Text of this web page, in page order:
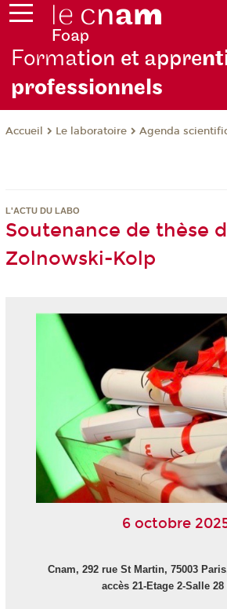
Formation et appre
professionnels
Accueil Le laboratoire Agenda
L'ACTU DU LABO
Soutenance de thèse
Zolnowski-Kolp
6 octobre
Cnam, 292 rue St Martin, 75003
accès 21-Etage 2-Salle 28